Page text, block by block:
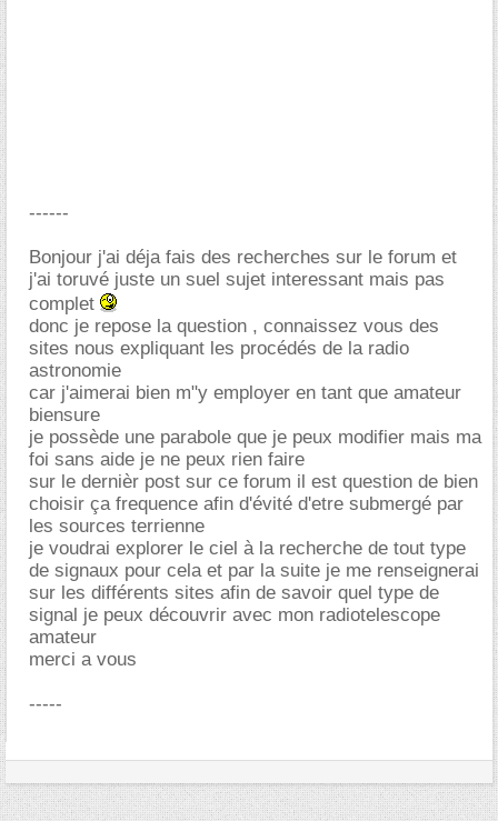
------
Bonjour j'ai déja fais des recherches sur le forum et
j'ai toruvé juste un suel sujet interessant mais pas
complet
donc je repose la question , connaissez vous des
sites nous expliquant les procédés de la radio
astronomie
car j'aimerai bien m"y employer en tant que amateur
biensure
je possède une parabole que je peux modifier mais ma
foi sans aide je ne peux rien faire
sur le dernièr post sur ce forum il est question de bien
choisir ça frequence afin d'évité d'etre submergé par
les sources terrienne
je voudrai explorer le ciel à la recherche de tout type
de signaux pour cela et par la suite je me renseignerai
sur les différents sites afin de savoir quel type de
signal je peux découvrir avec mon radiotelescope
amateur
merci a vous
-----